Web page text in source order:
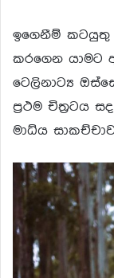
ඉගෙනීම් කටයුතු
කරගෙන යාමට
ටෙලිනාට්‍ය
ප්‍රථම චිත්‍ර‍ටය
මාධ්ය